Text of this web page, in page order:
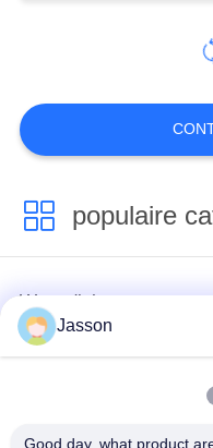
populaire
Waterdichte
Cirkelschakelaar
Jasson
Good day, what product